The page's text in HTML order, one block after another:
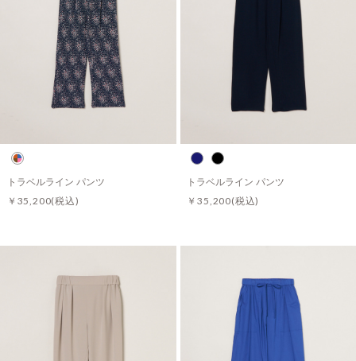
トラベルライン パンツ
￥35,200(税込)
トラベルライン パンツ
￥35,200(税込)